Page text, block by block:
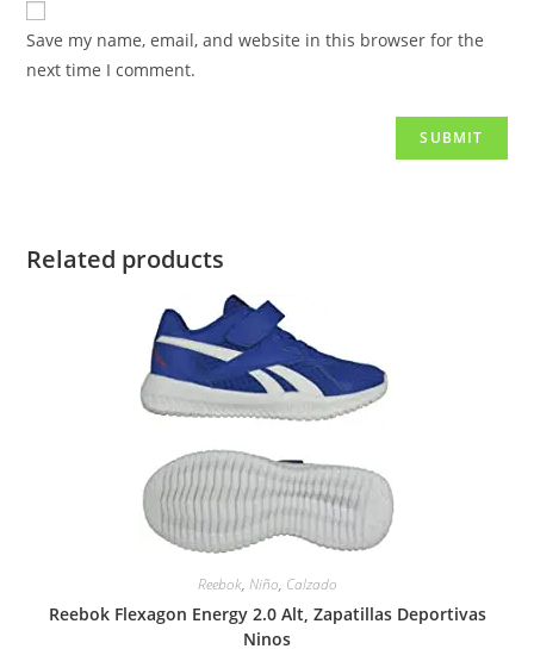
Save my name, email, and website in this browser for the
next time I comment.
Related products
Reebok, Niño, Calzado
Reebok Flexagon Energy 2.0 Alt, Zapatillas Deportivas
Ninos